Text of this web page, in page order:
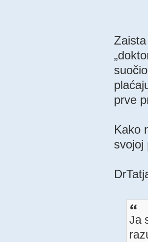
prve
Kako
svojoj
Ja